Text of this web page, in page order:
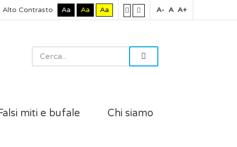
Alto Contrasto Aa Aa Aa A- A A+
miti e bufale Chi siamo